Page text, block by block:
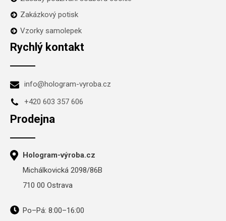
Zakázkový potisk
Vzorky samolepek
Rychlý kontakt
info@hologram-vyroba.cz
+420 603 357 606
Prodejna
Hologram-výroba.cz
Michálkovická 2098/86B
710 00 Ostrava
Po–Pá: 8:00–16:00